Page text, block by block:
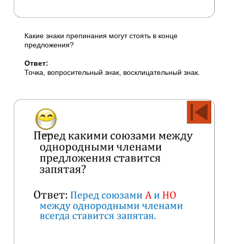
Какие знаки препинания могут стоять в конце
предложения?
Ответ:
Точка, вопросительный знак, восклицательный знак.